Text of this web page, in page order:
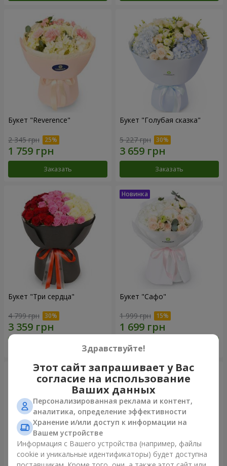
Букет "Reverence"
2 345 грн
Заказать
Букет "Голубая сказка"
5 227 грн
Заказать
Букет "Три сердца"
4 799 грн
Букет "Сафо"
1 999 грн
Здравствуйте!
Этот сайт запрашивает у Вас
согласие на использование
Ваших данных
Персонализированная реклама и контент,
аналитика, определение эффективности
Хранение и/или доступ к информации на
Вашем устройстве
Информация с Вашего устройства (например, файлы
cookie и уникальные идентификаторы) будет доступна